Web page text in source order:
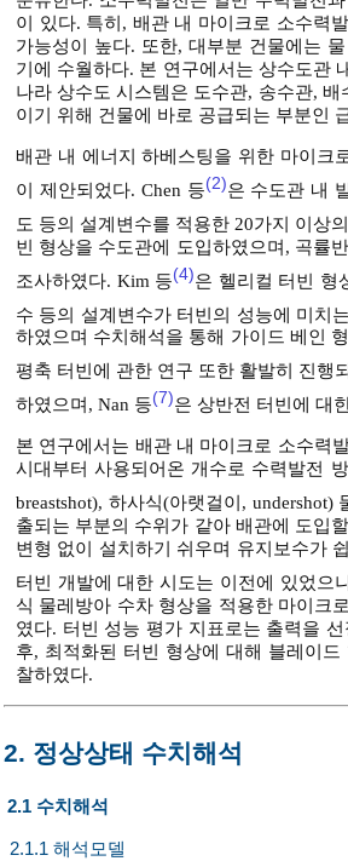
이 있다. 특히, 배관 내 마이크로 소수력
가능성이 높다. 또한, 대부분 건물에는
기에 수월하다. 본 연구에서는 상수도관
나라 상수도 시스템은 도수관, 송수관,
이기 위해 건물에 바로 공급되는 부분인
배관 내 에너지 하베스팅을 위한 마이크
이 제안되었다. Chen 등(2)은 수도관 내
도 등의 설계변수를 적용한 20가지 이상
빈 형상을 수도관에 도입하였으며, 곡률
조사하였다. Kim 등(4)은 헬리컬 터빈 형
수 등의 설계변수가 터빈의 성능에 미치
하였으며 수치해석을 통해 가이드 베인
평축 터빈에 관한 연구 또한 활발히 진행
하였으며, Nan 등(7)은 상반전 터빈에 대
본 연구에서는 배관 내 마이크로 소수력
시대부터 사용되어온 개수로 수력발전
breastshot), 하사식(아랫걸이, undershot)
출되는 부분의 수위가 같아 배관에 도입
변형 없이 설치하기 쉬우며 유지보수가
터빈 개발에 대한 시도는 이전에 있었으
식 물레방아 수차 형상을 적용한 마이크
였다. 터빈 성능 평가 지표로는 출력을
후, 최적화된 터빈 형상에 대해 블레이
찰하였다.
2. 정상상태 수치해석
2.1 수치해석
2.1.1 해석모델